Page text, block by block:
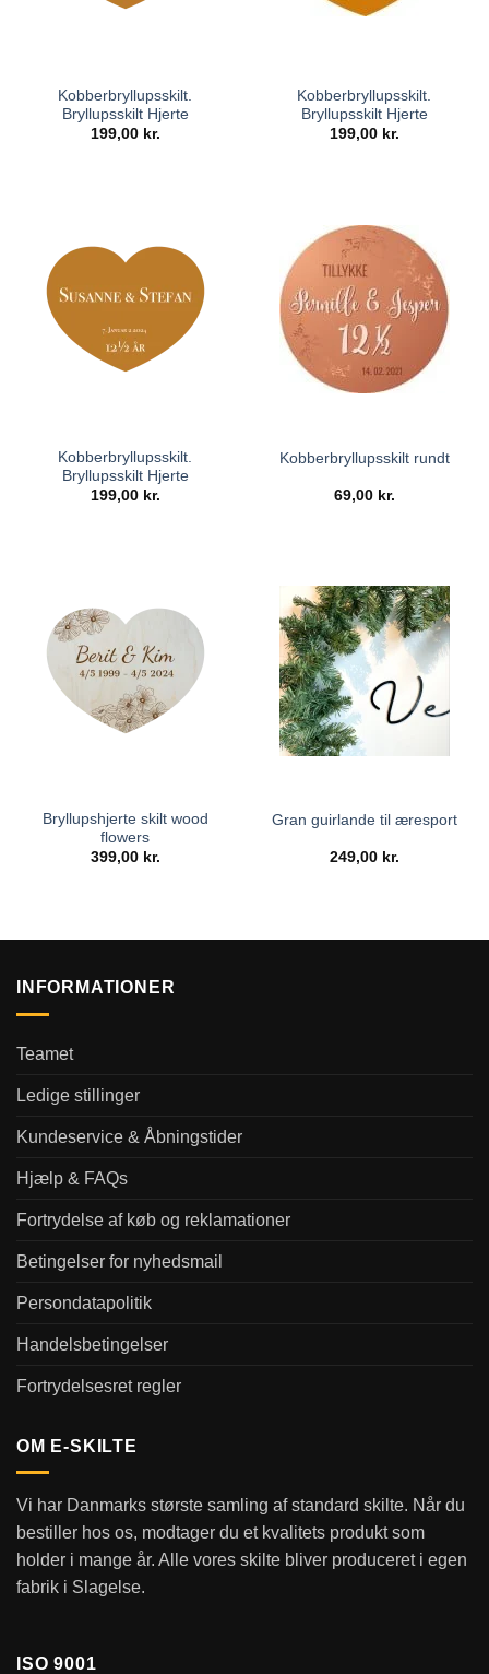
Kobberbryllupsskilt.
Bryllupsskilt Hjerte
199,00 kr.
Kobberbryllupsskilt.
Bryllupsskilt Hjerte
199,00 kr.
Kobberbryllupsskilt.
Bryllupsskilt Hjerte
199,00 kr.
Kobberbryllupsskilt rundt
69,00 kr.
Bryllupshjerte skilt wood
flowers
399,00 kr.
Gran guirlande til æresport
249,00 kr.
INFORMATIONER
Teamet
Ledige stillinger
Kundeservice & Åbningstider
Hjælp & FAQs
Fortrydelse af køb og reklamationer
Betingelser for nyhedsmail
Persondatapolitik
Handelsbetingelser
Fortrydelsesret regler
OM E-SKILTE
Vi har Danmarks største samling af standard skilte. Når du
bestiller hos os, modtager du et kvalitets produkt som
holder i mange år. Alle vores skilte bliver produceret i egen
fabrik i Slagelse.
ISO 9001